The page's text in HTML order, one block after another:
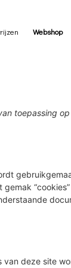
Webshop
toepassing
deze site